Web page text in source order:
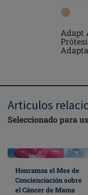
Adapt
Articulos
Seleccionado para
Honramos el Mes de
Concienciación sobre
el Cáncer de Mama